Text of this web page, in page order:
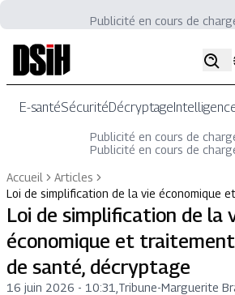
Publicité en cours de
E-santéSécuritéDécryptage
Publicité en cours de
Publicité en cours de
Accueil
Articles
Loi de simplification de la vie économique
Loi de simplification de la
économique et
de santé, décryptage
16 juin 2026 - 10:31 Tribune-Marguerite